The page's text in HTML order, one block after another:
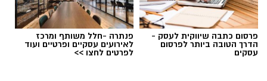
פרסום כתבה שיווקית לעסק -
הדרך הטובה ביותר לפרסום
עסקים
פנתרה -חלל משותף ומרכז
לאירועים עסקיים ופרטיים ועוד
לפרטים לחצו >>